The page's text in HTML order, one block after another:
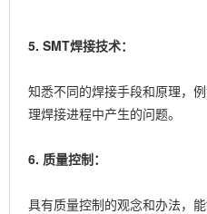
5. SMT焊接技术：
知悉不同的焊接手段和原理，
理焊接进程中产生的问题。
6. 质量控制：
具有质量控制的观念和办法，